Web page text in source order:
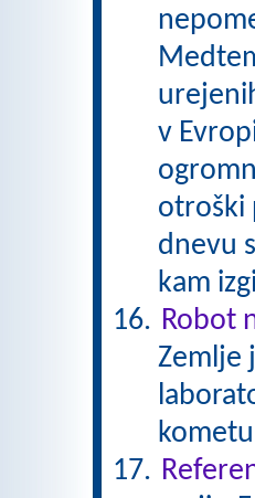
v
otroški
dnevu
kam
Robot
Zemlje